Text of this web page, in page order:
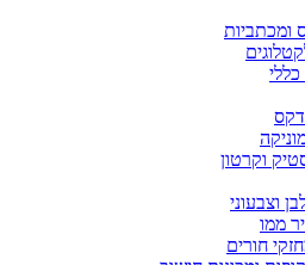
ומכתביות
כללי
וקרטון
וצבעוני
ממו
חורים